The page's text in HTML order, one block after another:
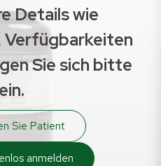
Details wie
Sie sich bitte
ein.
Sie Patient
anmelden